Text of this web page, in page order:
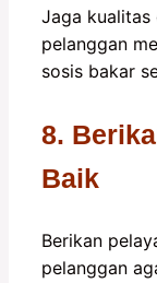
Jaga kualitas
pelanggan
sosis bakar
8.
Baik
Berikan
pelanggan